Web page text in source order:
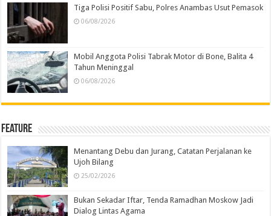
Tiga Polisi Positif Sabu, Polres Anambas Usut Pemasok
06/08/2026
Mobil Anggota Polisi Tabrak Motor di Bone, Balita 4
Tahun Meninggal
06/08/2026
Feature
Menantang Debu dan Jurang, Catatan Perjalanan ke
Ujoh Bilang
25/02/2026
Bukan Sekadar Iftar, Tenda Ramadhan Moskow Jadi
Dialog Lintas Agama